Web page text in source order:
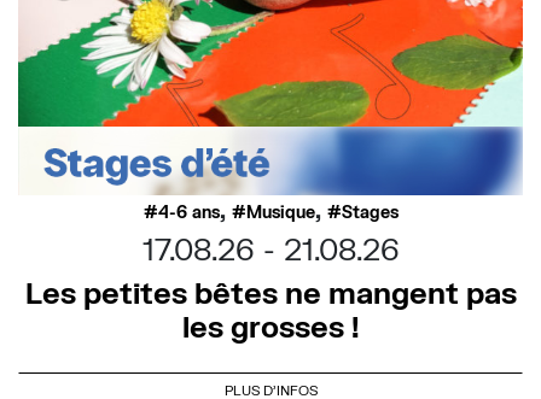
4-6 ans, Musique, Stages
17.08.26
21.08.26
Les petites bêtes ne mangent pas
les grosses !
PLUS D'INFOS